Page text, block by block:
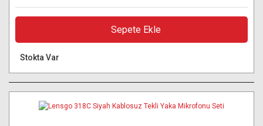
Sepete Ekle
Stokta Var